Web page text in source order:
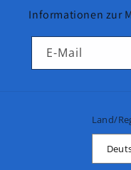
Informationen zur
E-Mail
Land/